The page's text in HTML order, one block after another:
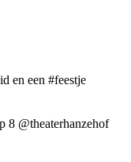
en een #feestje
8 @theaterhanzehof